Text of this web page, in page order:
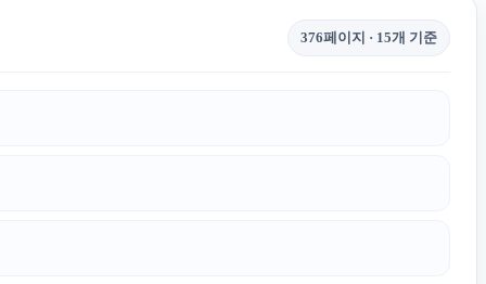
376페이지 · 15개 기준